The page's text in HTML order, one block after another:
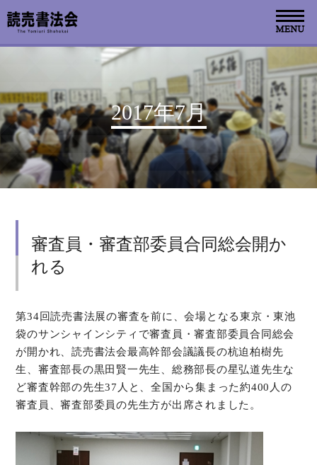
2017年7月
審査員・審査部委員合同総会開か
れる
第34回読売書法展の審査を前に、会場となる東京・東池
袋のサンシャインシティで審査員・審査部委員合同総会
が開かれ、読売書法会最高幹部会議議長の杭迫柏樹先
生、審査部長の黒田賢一先生、総務部長の星弘道先生な
ど審査幹部の先生37人と、全国から集まった約400人の
審査員、審査部委員の先生方が出席されました。
お知らせ
読売書法会について
読売書法展
関連書道展
デジタルアーカイブ
オンラインショップ
お問い合わせ